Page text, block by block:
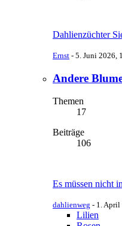
Dahlienzüchter
Ernst - 5. Juni 2026,
Andere
Themen
17
Beiträge
106
Es müssen nicht
dahlienweg - 1. April
Lilien